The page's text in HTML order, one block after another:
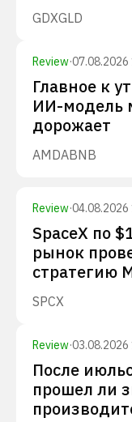
GDXGLD
Review·07.08.2026
Главное к
ИИ-модель
дорожает
AMDABNB
Review·04.08.2026
SpaceX по
рынок
стратегию
SPCX
Review·03.08.2026
После
прошел ли